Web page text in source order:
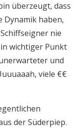
überzeugt, dass
Dynamik haben,
nie
wichtiger Punkt
und
viele €€
der Süderpiep.